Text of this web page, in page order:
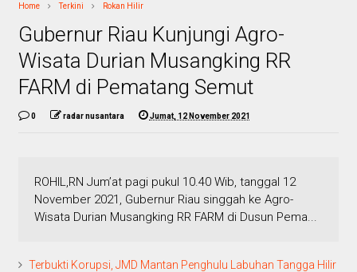
Home Terkini Rokan Hilir
Gubernur Riau Kunjungi Agro-
Wisata Durian Musangking RR
FARM di Pematang Semut
0 radar nusantara Jumat, 12 November 2021
ROHIL,RN Jum’at pagi pukul 10.40 Wib, tanggal 12
November 2021, Gubernur Riau singgah ke Agro-
Wisata Durian Musangking RR FARM di Dusun Pema...
Terbukti Korupsi, JMD Mantan Penghulu Labuhan Tangga Hilir